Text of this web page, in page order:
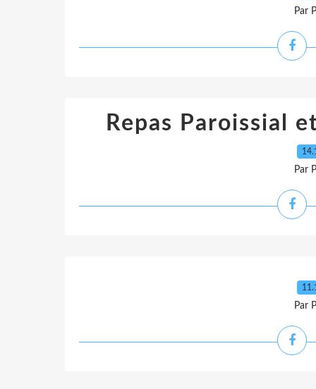
Par
Repas Paroissial
Par
Par